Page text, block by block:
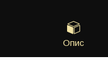
Опис